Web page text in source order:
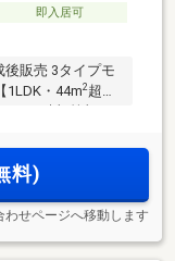
即入居可
後販売 3タイプモ
1LDK・44m2超・
料)
わせページへ移動します